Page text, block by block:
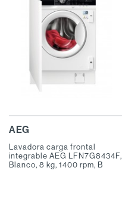
AEG
Lavadora carga frontal
integrable AEG LFN7G8434F,
Blanco, 8 kg, 1400 rpm, B